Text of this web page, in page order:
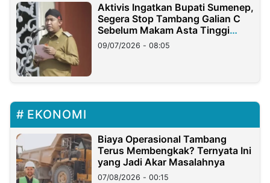
Aktivis Ingatkan Bupati Sumenep,
Segera Stop Tambang Galian C
Sebelum Makam Asta Tinggi
Longsor
09/07/2026 - 08:05
EKONOMI
Biaya Operasional Tambang
Terus Membengkak? Ternyata Ini
yang Jadi Akar Masalahnya
07/08/2026 - 00:15